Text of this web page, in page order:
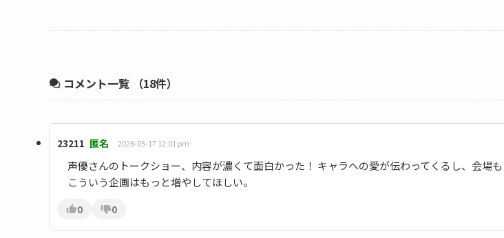
コメント一覧 （18件）
23211 匿名 2026-05-17 12:01 pm
声優さんのトークショー、内容が濃くて面白かった！ キャラへの愛が伝わってくるし、会場も
こういう企画はもっと増やしてほしい。
0 0